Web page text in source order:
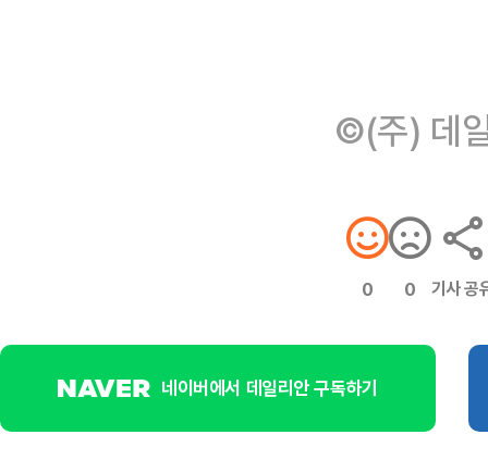
©(주) 데
0 0 기사 공
네이버에서 데일리안 구독하기